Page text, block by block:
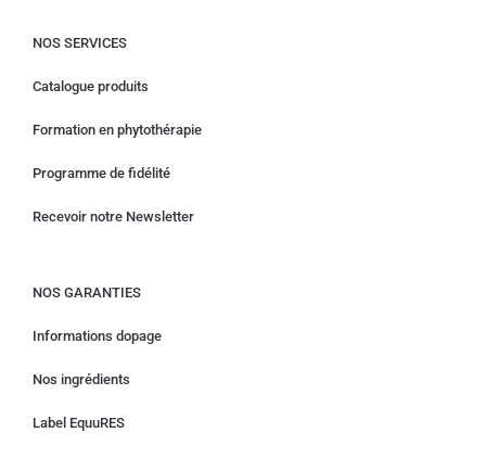
NOS SERVICES
Catalogue produits
Formation en phytothérapie
Programme de fidélité
Recevoir notre Newsletter
NOS GARANTIES
Informations dopage
Nos ingrédients
Label EquuRES